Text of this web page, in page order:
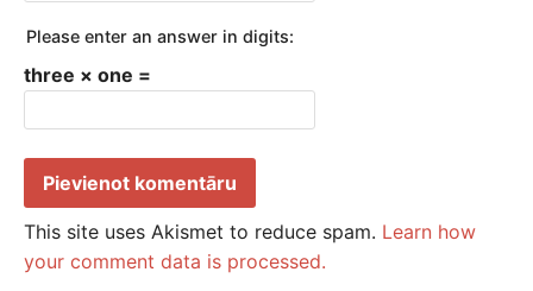
Please enter an answer in digits:
three × one =
This site uses Akismet to reduce spam. Learn how
your comment data is processed.